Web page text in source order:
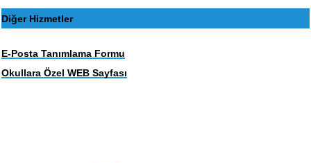
Diğer Hizmetler
E-Posta Tanımlama Formu
Okullara Özel WEB Sayfası